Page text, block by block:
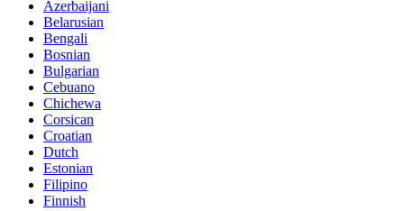
Azerbaijani
Belarusian
Bengali
Bosnian
Bulgarian
Cebuano
Chichewa
Corsican
Croatian
Dutch
Estonian
Filipino
Finnish